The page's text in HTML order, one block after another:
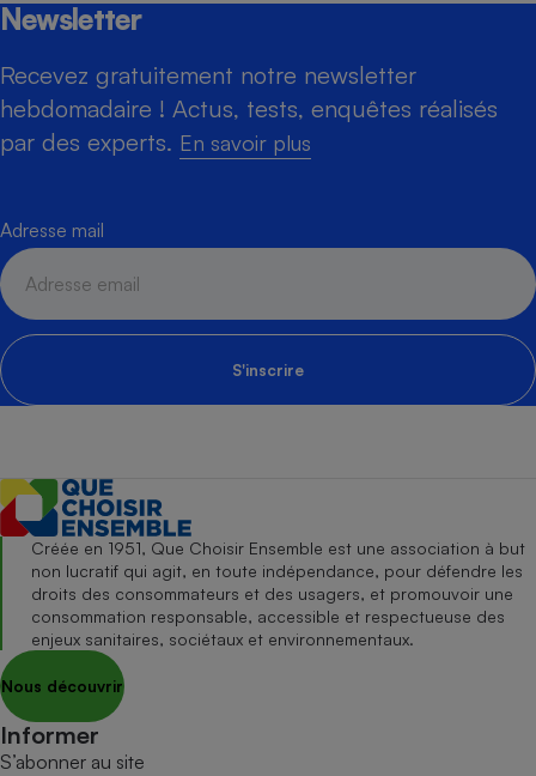
Newsletter
Recevez gratuitement notre newsletter
hebdomadaire ! Actus, tests, enquêtes réalisés
par des experts. En savoir plus
Adresse mail
S'inscrire
Créée en 1951, Que Choisir Ensemble est une association à but
non lucratif qui agit, en toute indépendance, pour défendre les
droits des consommateurs et des usagers, et promouvoir une
consommation responsable, accessible et respectueuse des
enjeux sanitaires, sociétaux et environnementaux.
Nous découvrir
Informer
S’abonner au site